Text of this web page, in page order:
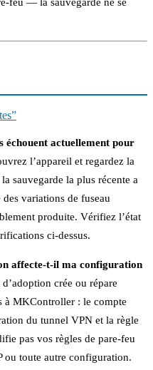
échouent actuellement pour
l’appareil et regardez la
sauvegarde la plus récente a
variations de fuseau
produite. Vérifiez l’état
ci-dessus.
affecte-t-il ma configuration
crée ou répare
à MKController : le compte
du tunnel VPN et la règle
pas vos règles de pare-feu
ou toute autre configuration.